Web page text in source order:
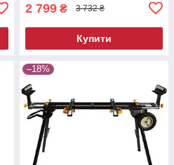
2 799 ₴ 3 732 ₴
Купити
–18%